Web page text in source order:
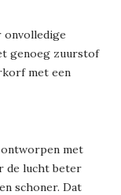
onvolledige
genoeg zuurstof
met een
ontworpen met
de lucht beter
schoner. Dat